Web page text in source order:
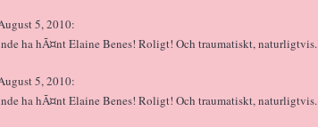
5, 2010:
ha hÃ¤nt Elaine Benes! Roligt! Och traumatiskt, naturligtvis.
5, 2010:
ha hÃ¤nt Elaine Benes! Roligt! Och traumatiskt, naturligtvis.